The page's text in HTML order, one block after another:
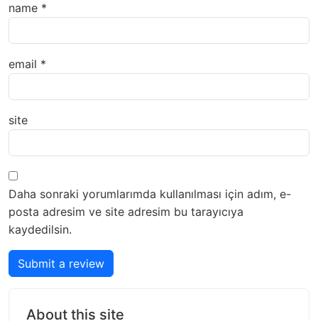
name *
email *
site
Daha sonraki yorumlarımda kullanılması için adım, e-
posta adresim ve site adresim bu tarayıcıya
kaydedilsin.
Submit a review
About this site